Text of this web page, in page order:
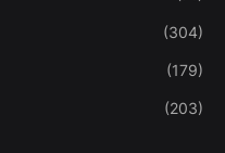
(304)
(179)
(203)